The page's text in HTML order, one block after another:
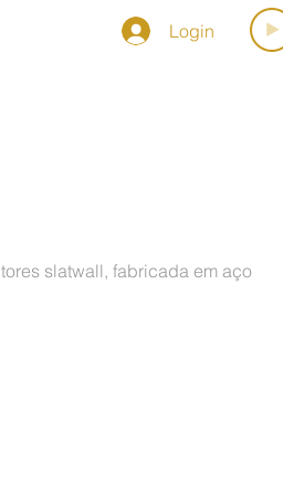
Login
slatwall, fabricada em aço